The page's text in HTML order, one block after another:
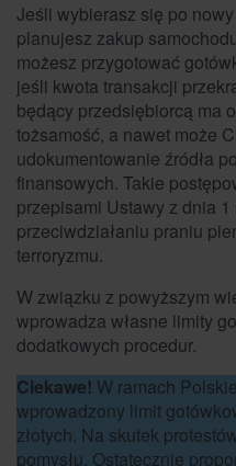
Jeśli wybierasz się po
planujesz zakup
możesz przygotować
jeśli kwota transakcji
będący przedsiębiorcą ma
tożsamość, a nawet może
udokumentowanie źródła
finansowych. Takie
przepisami Ustawy z dnia
przeciwdziałaniu praniu
terroryzmu.
W związku z powyższym
wprowadza własne limity
dodatkowych procedur.
Ciekawe! W ramach
wprowadzony limit
złotych. Na skutek
pomysłu. Ostatecznie